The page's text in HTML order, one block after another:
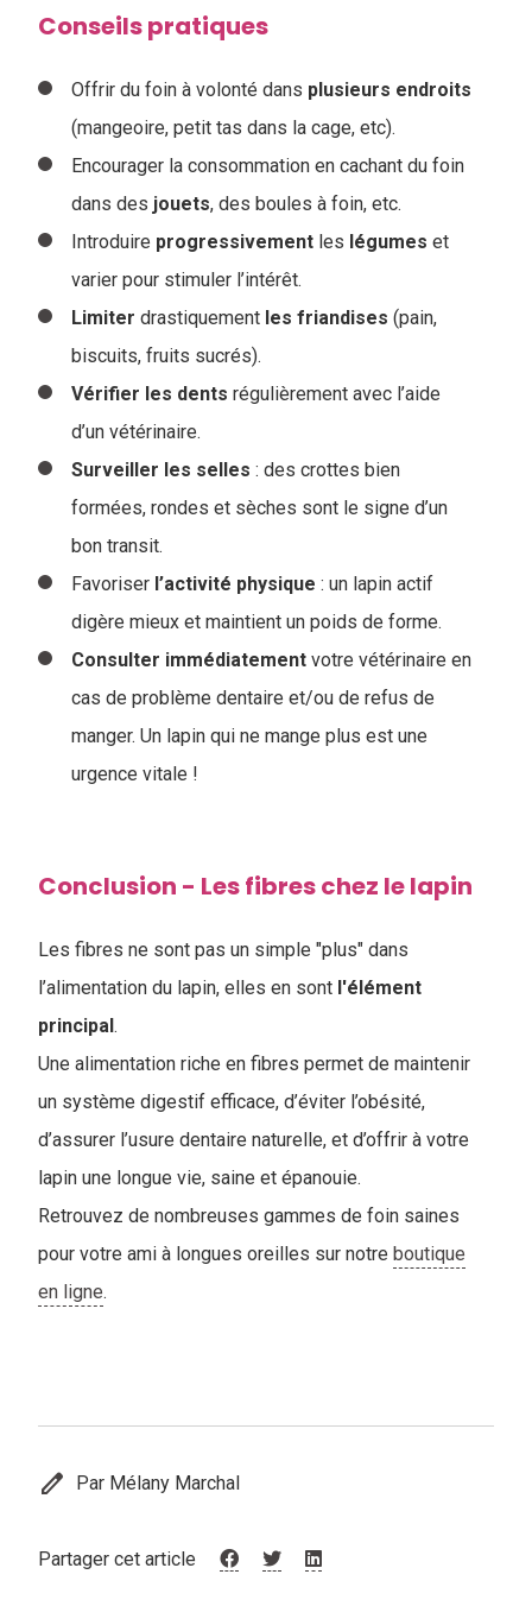
Conseils pratiques
Offrir du foin à volonté dans plusieurs endroits
(mangeoire, petit tas dans la cage, etc).
Encourager la consommation en cachant du foin
dans des jouets, des boules à foin, etc.
Introduire progressivement les légumes et
varier pour stimuler l’intérêt.
Limiter drastiquement les friandises (pain,
biscuits, fruits sucrés).
Vérifier les dents régulièrement avec l’aide
d’un vétérinaire.
Surveiller les selles : des crottes bien
formées, rondes et sèches sont le signe d’un
bon transit.
Favoriser l’activité physique : un lapin actif
digère mieux et maintient un poids de forme.
Consulter immédiatement votre vétérinaire en
cas de problème dentaire et/ou de refus de
manger. Un lapin qui ne mange plus est une
urgence vitale !
Conclusion - Les fibres chez le lapin
Les fibres ne sont pas un simple "plus" dans
l’alimentation du lapin, elles en sont l'élément
principal.
Une alimentation riche en fibres permet de maintenir
un système digestif efficace, d’éviter l’obésité,
d’assurer l’usure dentaire naturelle, et d’offrir à votre
lapin une longue vie, saine et épanouie.
Retrouvez de nombreuses gammes de foin saines
pour votre ami à longues oreilles sur notre boutique
en ligne.
edit Par Mélany Marchal
Partager cet article